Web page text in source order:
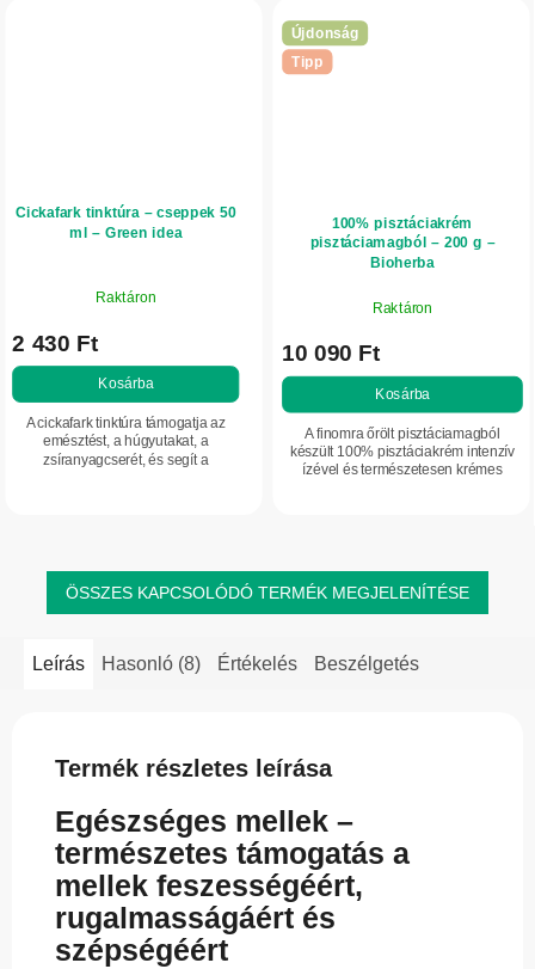
Cickafark tinktúra – cseppek 50
ml – Green idea
Raktáron
2 430 Ft
Kosárba
A cickafark tinktúra támogatja az
emésztést, a húgyutakat, a
zsíranyagcserét, és segít a
Újdonság
Tipp
100% pisztáciakrém
pisztáciamagból – 200 g –
Bioherba
Raktáron
10 090 Ft
Kosárba
A finomra őrölt pisztáciamagból
készült 100% pisztáciakrém intenzív
ízével és természetesen krémes
ÖSSZES KAPCSOLÓDÓ TERMÉK MEGJELENÍTÉSE
Leírás Hasonló (8) Értékelés Beszélgetés
Termék részletes leírása
Egészséges mellek –
természetes támogatás a
mellek feszességéért,
rugalmasságáért és
szépségéért